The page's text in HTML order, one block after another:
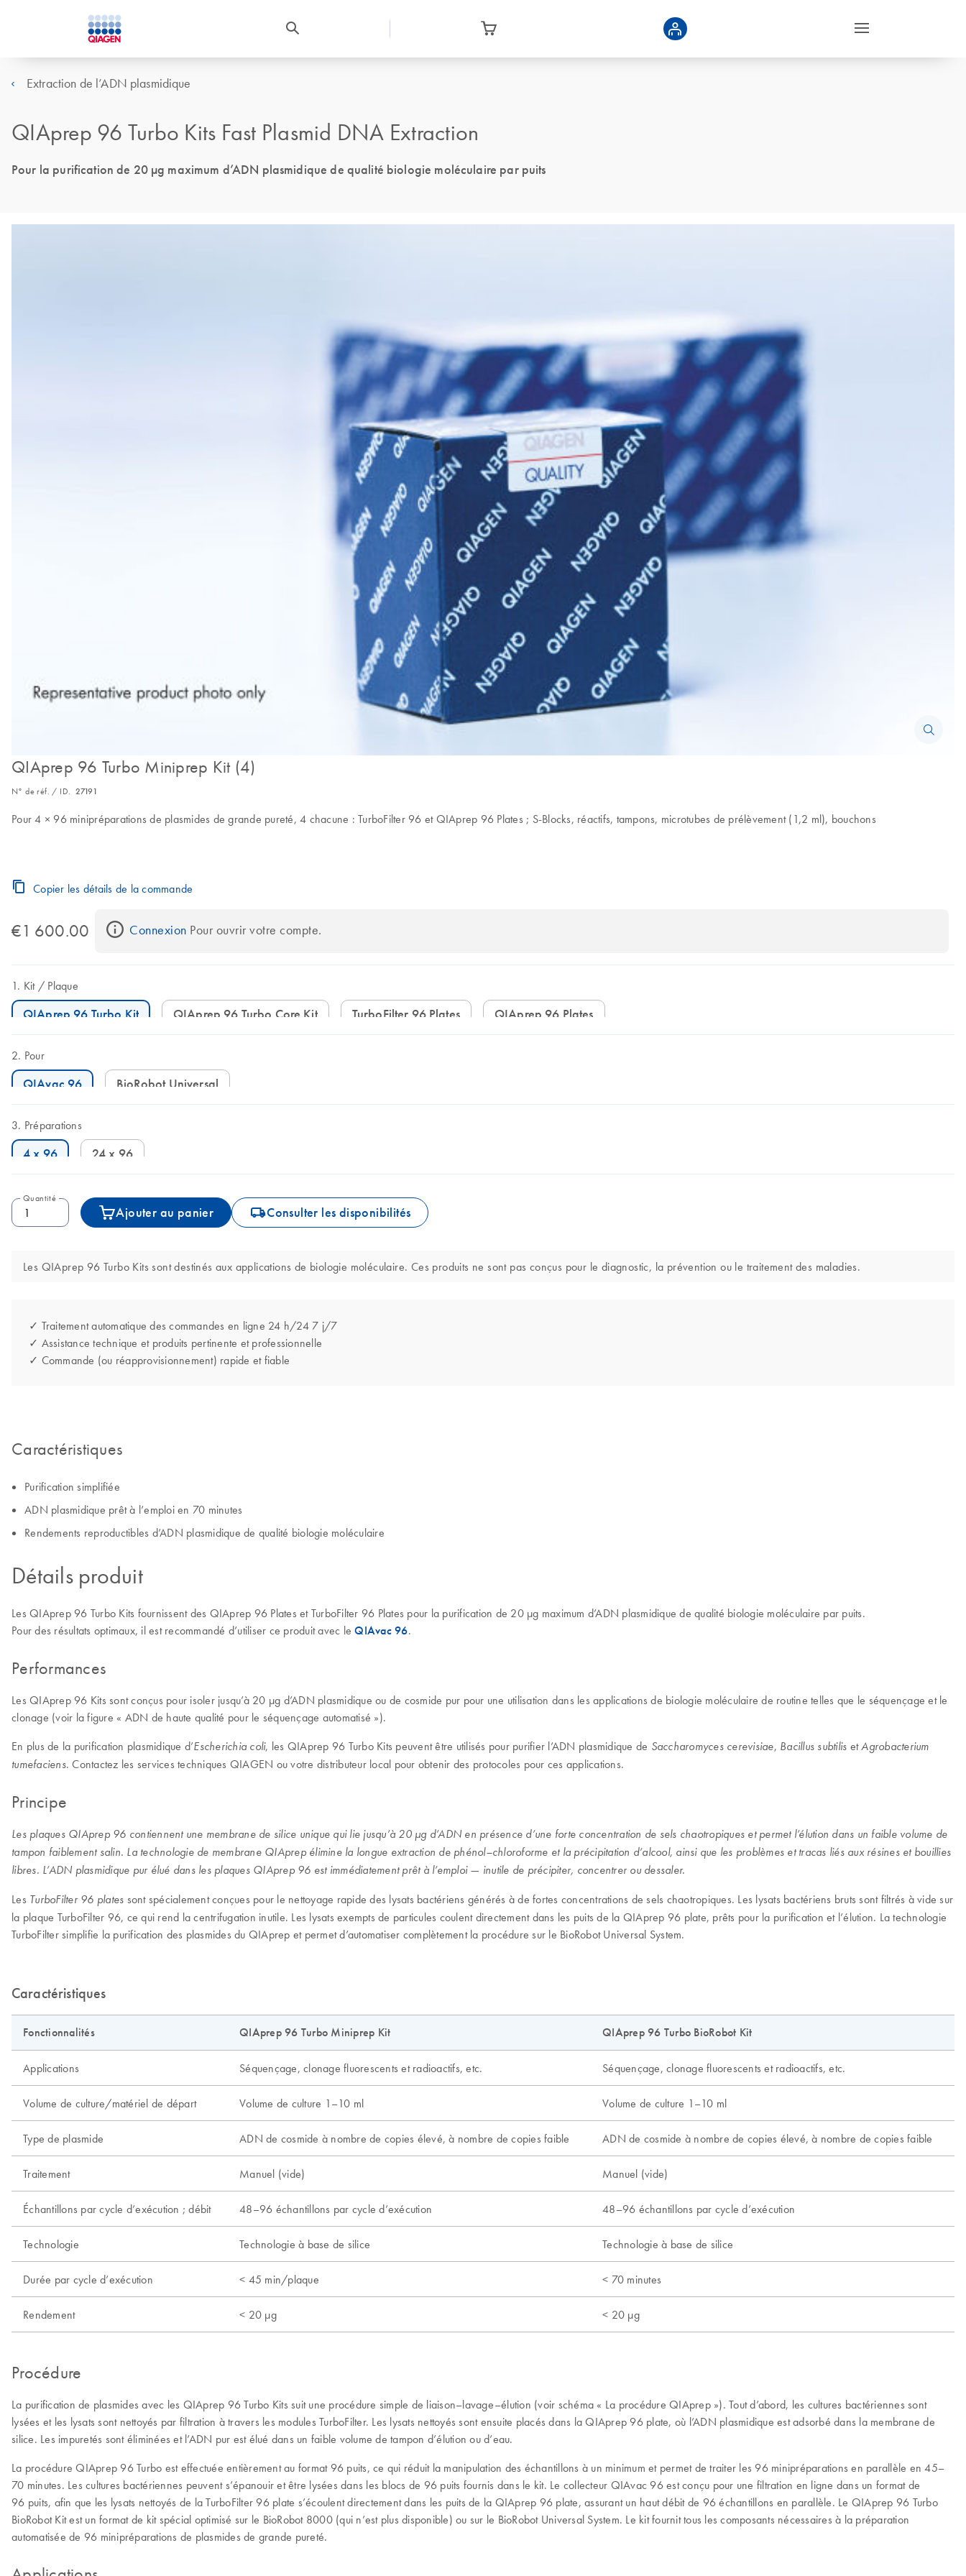
Extraction de l’ADN plasmidique
QIAprep 96 Turbo Kits Fast Plasmid DNA Extraction
Pour la purification de 20 µg maximum d’ADN plasmidique de qualité biologie moléculaire par puits
QIAprep 96 Turbo Miniprep Kit (4)
N° de réf. / ID.27191
Pour 4 × 96 minipréparations de plasmides de grande pureté, 4 chacune : TurboFilter 96 et QIAprep 96 Plates ; S-Blocks, réactifs, tampons, microtubes de prélèvement (1,2 ml), bouchons
Copier les détails de la commande
€1 600.00 Connexion Pour ouvrir votre compte.
Kit Plaque
QIAprep 96 Turbo Kit QIAprep 96 Turbo Core Kit TurboFilter 96 Plates QIAprep 96 Plates
Pour
QIAvac 96 BioRobot Universal
Préparations
4 x 96 24 x 96
Quantité
Ajouter au panier icon_0062_deliver-s Consulter les disponibilités
Les QIAprep 96 Turbo Kits sont destinés aux applications de biologie moléculaire. Ces produits ne sont pas conçus pour le diagnostic, la prévention ou le traitement des maladies.
✓ Traitement automatique des commandes en ligne 24 h/24 7 j/7
✓ Assistance technique et produits pertinente et professionnelle
✓ Commande (ou réapprovisionnement) rapide et fiable
Caractéristiques
Purification simplifiée
ADN plasmidique prêt à l’emploi en 70 minutes
Rendements reproductibles d’ADN plasmidique de qualité biologie moléculaire
Détails produit
Les QIAprep 96 Turbo Kits fournissent des QIAprep 96 Plates et TurboFilter 96 Plates pour la purification de 20 µg maximum d’ADN plasmidique de qualité biologie moléculaire par puits.
Pour des résultats optimaux, il est recommandé d’utiliser ce produit avec leQIAvac 96.
Performances
Les QIAprep 96 Kits sont conçus pour isoler jusqu’à 20 µg d’ADN plasmidique ou de cosmide pur pour une utilisation dans les applications de biologie moléculaire de routine telles que le séquençage et le
clonage (voir la figure « ADN de haute qualité pour le séquençage automatisé »).
En plus de la purification plasmidique d’Escherichia coli, les QIAprep 96 Turbo Kits peuvent être utilisés pour purifier l’ADN plasmidique de Saccharomyces cerevisiae, Bacillus subtilis et Agrobacterium
tumefaciens. Contactez les services techniques QIAGEN ou votre distributeur local pour obtenir des protocoles pour ces applications.
Principe
Les plaques QIAprep 96 contiennent une membrane de silice unique qui lie jusqu’à 20 µg d’ADN en présence d’une forte concentration de sels chaotropiques et permet l’élution dans un faible volume de
tampon faiblement salin. La technologie de membrane QIAprep élimine la longue extraction de phénol–chloroforme et la précipitation d’alcool, ainsi que les problèmes et tracas liés aux résines et bouillies
libres. L’ADN plasmidique pur élué dans les plaques QIAprep 96 est immédiatement prêt à l’emploi — inutile de précipiter, concentrer ou dessaler.
Les TurboFilter 96 plates sont spécialement conçues pour le nettoyage rapide des lysats bactériens générés à de fortes concentrations de sels chaotropiques. Les lysats bactériens bruts sont filtrés à vide sur
la plaque TurboFilter 96, ce qui rend la centrifugation inutile. Les lysats exempts de particules coulent directement dans les puits de la QIAprep 96 plate, prêts pour la purification et l’élution. La technologie
TurboFilter simplifie la purification des plasmides du QIAprep et permet d’automatiser complètement la procédure sur le BioRobot Universal System.
Caractéristiques
Fonctionnalités QIAprep 96 Turbo Miniprep Kit QIAprep 96 Turbo BioRobot Kit
Applications Séquençage, clonage fluorescents et radioactifs, etc. Séquençage, clonage fluorescents et radioactifs, etc.
Volume de culture/matériel de départ Volume de culture 1–10 ml Volume de culture 1–10 ml
Type de plasmide ADN de cosmide à nombre de copies élevé, à nombre de copies faible ADN de cosmide à nombre de copies élevé, à nombre de copies faible
Traitement Manuel (vide) Manuel (vide)
Échantillons par cycle d’exécution ; débit 48–96 échantillons par cycle d’exécution 48–96 échantillons par cycle d’exécution
Technologie Technologie à base de silice Technologie à base de silice
Durée par cycle d’exécution < 45 min/plaque < 70 minutes
Rendement < 20 µg < 20 µg
Procédure
La purification de plasmides avec les QIAprep 96 Turbo Kits suit une procédure simple de liaison–lavage–élution (voir schéma « La procédure QIAprep »). Tout d’abord, les cultures bactériennes sont
lysées et les lysats sont nettoyés par filtration à travers les modules TurboFilter. Les lysats nettoyés sont ensuite placés dans la QIAprep 96 plate, où l’ADN plasmidique est adsorbé dans la membrane de
silice. Les impuretés sont éliminées et l’ADN pur est élué dans un faible volume de tampon d’élution ou d’eau.
La procédure QIAprep 96 Turbo est effectuée entièrement au format 96 puits, ce qui réduit la manipulation des échantillons à un minimum et permet de traiter les 96 minipréparations en parallèle en 45–
70 minutes. Les cultures bactériennes peuvent s’épanouir et être lysées dans les blocs de 96 puits fournis dans le kit. Le collecteur QIAvac 96 est conçu pour une filtration en ligne dans un format de
96 puits, afin que les lysats nettoyés de la TurboFilter 96 plate s’écoulent directement dans les puits de la QIAprep 96 plate, assurant un haut débit de 96 échantillons en parallèle. Le QIAprep 96 Turbo
BioRobot Kit est un format de kit spécial optimisé sur le BioRobot 8000 (qui n’est plus disponible) ou sur le BioRobot Universal System. Le kit fournit tous les composants nécessaires à la préparation
automatisée de 96 minipréparations de plasmides de grande pureté.